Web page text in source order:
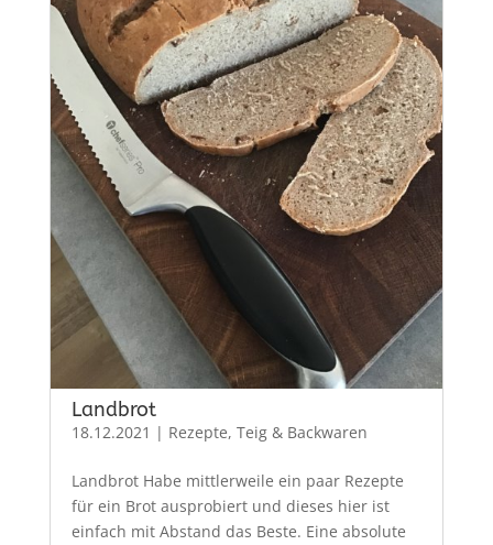
Landbrot
18.12.2021 | Rezepte, Teig & Backwaren
Landbrot Habe mittlerweile ein paar Rezepte
für ein Brot ausprobiert und dieses hier ist
einfach mit Abstand das Beste. Eine absolute